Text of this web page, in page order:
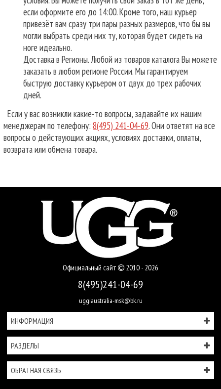
если оформите его до 14:00. Кроме того, наш курьер
привезёт вам сразу три пары разных размеров, что бы вы
могли выбрать среди них ту, которая будет сидеть на
ноге идеально.
Доставка в Регионы. Любой из товаров каталога Вы можете
заказать в любом регионе России. Мы гарантируем
быструю доставку курьером от двух до трех рабочих
дней.
Если у вас возникли какие-то вопросы, задавайте их нашим
менеджерам по телефону: 8(495) 241-04-69. Они ответят на все
вопросы о действующих акциях, условиях доставки, оплаты,
возврата или обмена товара.
Официальный сайт 2010 - 2026
8(495)241-04-69
uggiaustralia-msk@bk.ru
ИНФОРМАЦИЯ
РАЗДЕЛЫ
ОБРАТНАЯ СВЯЗЬ